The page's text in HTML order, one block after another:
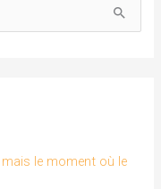
le moment où le